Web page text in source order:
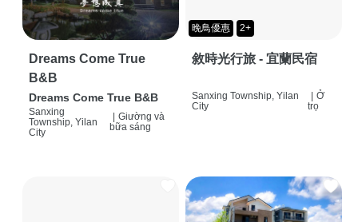
Dreams Come True
B&B
Dreams Come True B&B
Sanxing
Township, Yilan
City
Giường và
bữa sáng
晚鳥優惠 2+
敘時光行旅 - 宜蘭民宿
Sanxing Township, Yilan
City
| Ở
trọ